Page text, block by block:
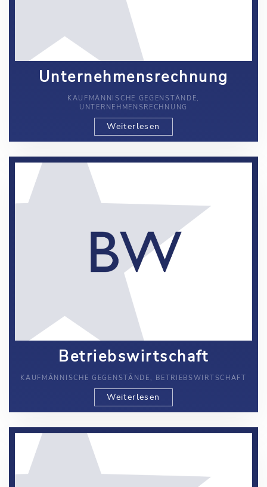
Unternehmensrechnung
KAUFMÄNNISCHE GEGENSTÄNDE,
UNTERNEHMENSRECHNUNG
Weiterlesen
Betriebswirtschaft
KAUFMÄNNISCHE GEGENSTÄNDE, BETRIEBSWIRTSCHAFT
Weiterlesen